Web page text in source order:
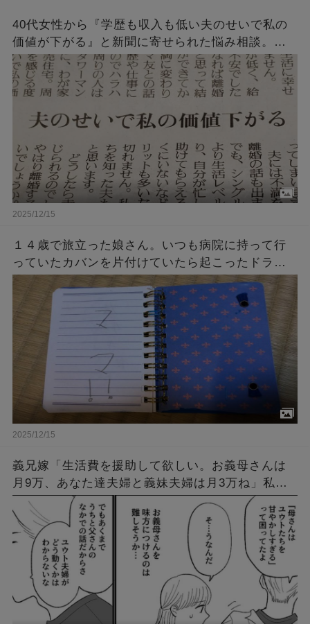
40代女性から『学歴も収入も低い夫のせいで私の
価値が下がる』と新聞に寄せられた悩み相談。
→「回答によく言ってくれた！」「ど正論」
2025/12/15
１４歳で旅立った娘さん。いつも病院に持って行
っていたカバンを片付けていたら起こったドラマ
のような奇跡・・・
2025/12/15
義兄嫁「生活費を援助して欲しい。お義母さんは
月9万、あなた達夫婦と義妹夫婦は月3万ね」私達
「何で？」義兄嫁「お昼にお菓子しか食べられな
いほど困ってるんです！」→結果…